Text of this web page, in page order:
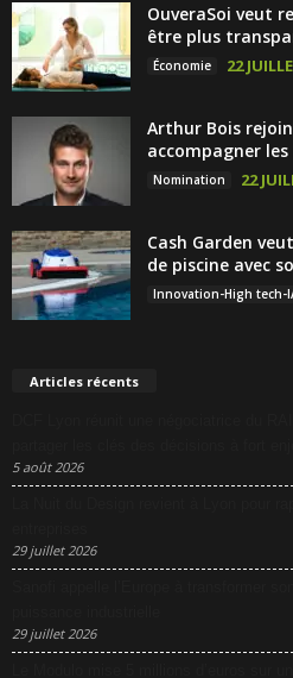
OuveraSoi veut
être plus
Économie 22
Arthur Bois
accompagner
Nomination 22
Cash Garden
de piscine avec
Innovation-High tech-
Articles récents
5 août 2026
29 juillet 2026
29 juillet 2026